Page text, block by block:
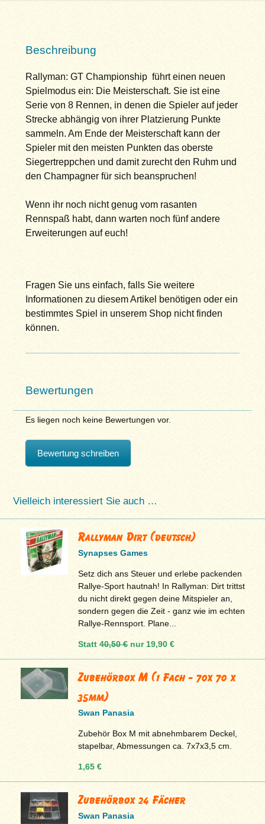
Beschreibung
Rallyman: GT Championship führt einen neuen
Spielmodus ein: Die Meisterschaft. Sie ist eine
Serie von 8 Rennen, in denen die Spieler auf jeder
Strecke abhängig von ihrer Platzierung Punkte
sammeln. Am Ende der Meisterschaft kann der
Spieler mit den meisten Punkten das oberste
Siegertreppchen und damit zurecht den Ruhm und
den Champagner für sich beanspruchen!
Wenn ihr noch nicht genug vom rasanten
Rennspaß habt, dann warten noch fünf andere
Erweiterungen auf euch!
Fragen Sie uns einfach, falls Sie weitere
Informationen zu diesem Artikel benötigen oder ein
bestimmtes Spiel in unserem Shop nicht finden
können.
Bewertungen
Es liegen noch keine Bewertungen vor.
Bewertung schreiben
Vielleich interessiert Sie auch …
Rallyman Dirt (deutsch)
Synapses Games
Setz dich ans Steuer und erlebe packenden
Rallye-Sport hautnah! In Rallyman: Dirt trittst
du nicht direkt gegen deine Mitspieler an,
sondern gegen die Zeit - ganz wie im echten
Rallye-Rennsport. Plane...
Statt40,50 €nur 19,90 €
Zubehörbox M (1 Fach - 70x 70 x
35mm)
Swan Panasia
Zubehör Box M mit abnehmbarem Deckel,
stapelbar, Abmessungen ca. 7x7x3,5 cm.
1,65 €
Zubehörbox 24 Fächer
Swan Panasia